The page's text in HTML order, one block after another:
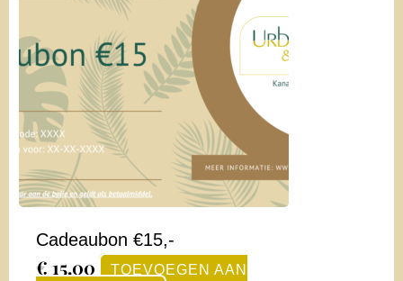
Cadeaubon €15,-
€ 15,00
TOEVOEGEN AAN